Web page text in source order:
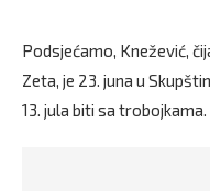
Podsjećamo, Knežević,
Zeta, je 23. juna u
13. jula biti sa